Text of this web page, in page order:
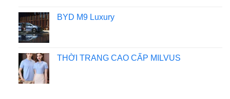
BYD M9 Luxury
THỜI TRANG CAO CẤP MILVUS